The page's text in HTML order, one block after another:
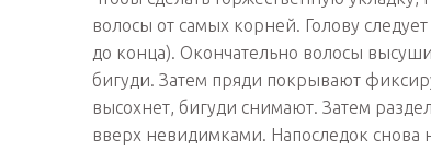
волосы от самых корней. Голову
до конца). Окончательно волосы
бигуди. Затем пряди покрывают
высохнет, бигуди снимают. Затем
вверх невидимками. Напоследок снова